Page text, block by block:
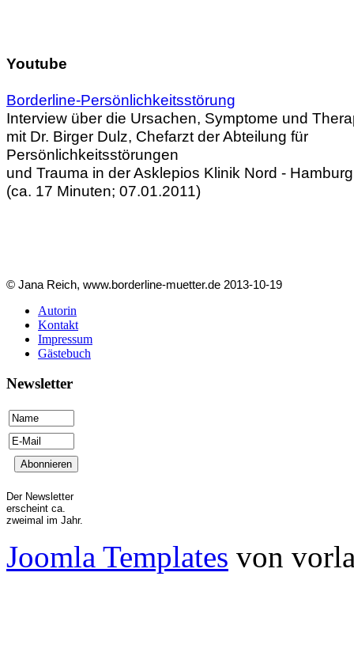
Youtube
Borderline-Persönlichkeitsstörung
Interview über die Ursachen, Symptome und
mit Dr. Birger Dulz, Chefarzt der Abteilung für
Persönlichkeitsstörungen
und Trauma in der Asklepios Klinik Nord -
(ca. 17 Minuten; 07.01.2011)
© Jana Reich, www.borderline-muetter.de 2013-10-19
Autorin
Kontakt
Impressum
Gästebuch
Newsletter
Der Newsletter
erscheint ca.
zweimal im Jahr.
Joomla Templates von